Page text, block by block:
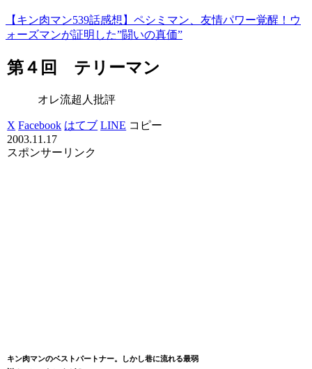
【キン肉マン539話感想】ペシミマン、友情パワー覚醒！ウ
ォーズマンが証明した”闘いの真価”
第４回 テリーマン
オレ流超人批評
X Facebook はてブ LINE コピー
2003.11.17
スポンサーリンク
キン肉マンのベストパートナー。しかし巷に流れる最弱